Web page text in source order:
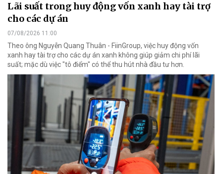
Lãi suất trong huy động vốn xanh hay tài trợ
cho các dự án
07/08/2026 11:00
Theo ông Nguyễn Quang Thuân - FiinGroup, việc huy động vốn
xanh hay tài trợ cho các dự án xanh không giúp giảm chi phí lãi
suất; mặc dù việc "tô điểm" có thể thu hút nhà đầu tư hơn.